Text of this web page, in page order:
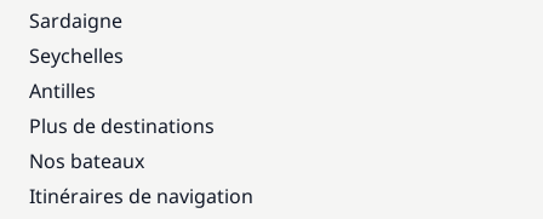
Sardaigne
Seychelles
Antilles
Plus de destinations
Nos bateaux
Itinéraires de navigation